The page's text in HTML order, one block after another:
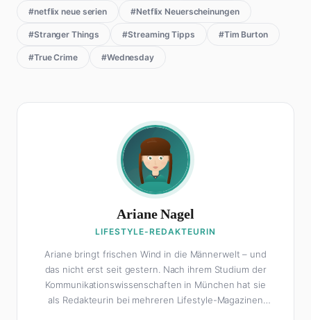
#netflix neue serien #Netflix Neuerscheinungen
#Stranger Things #Streaming Tipps #Tim Burton
#True Crime #Wednesday
Ariane Nagel
LIFESTYLE-REDAKTEURIN
Ariane bringt frischen Wind in die Männerwelt – und
das nicht erst seit gestern. Nach ihrem Studium der
Kommunikationswissenschaften in München hat sie
als Redakteurin bei mehreren Lifestyle-Magazinen